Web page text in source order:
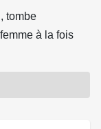
tombe
à la fois
c'est la